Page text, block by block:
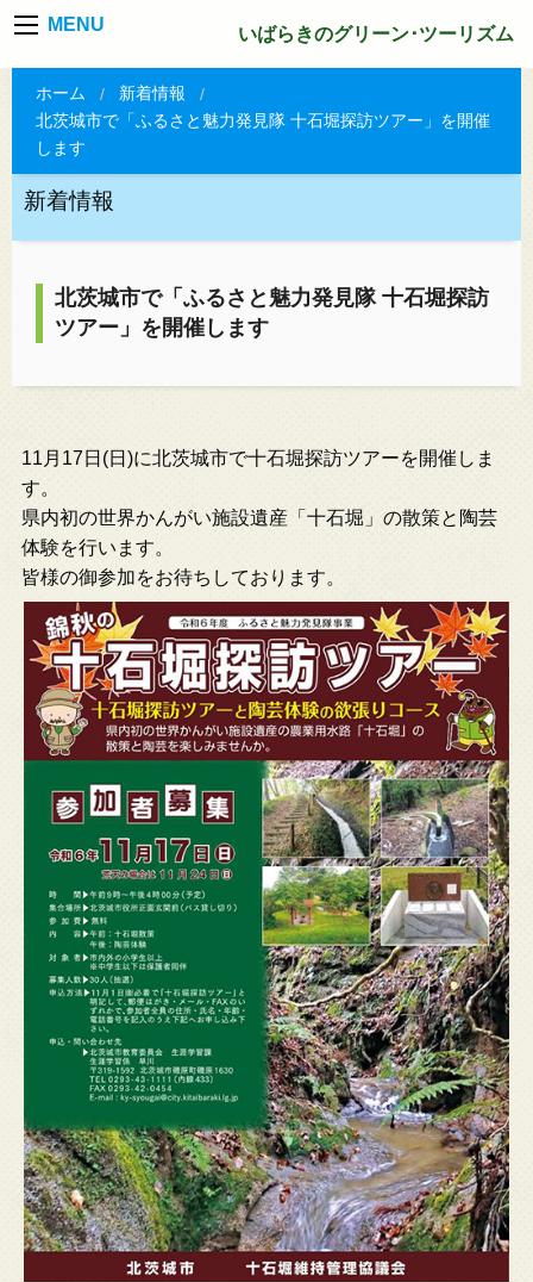
MENU いばらきのグリーン･ツーリズム
ホーム
新着情報
北茨城市で「ふるさと魅力発見隊 十石堀探訪ツアー」を開催
します
新着情報
北茨城市で「ふるさと魅力発見隊 十石堀探訪
ツアー」を開催します
11月17日(日)に北茨城市で十石堀探訪ツアーを開催しま
す。
県内初の世界かんがい施設遺産「十石堀」の散策と陶芸
体験を行います。
皆様の御参加をお待ちしております。